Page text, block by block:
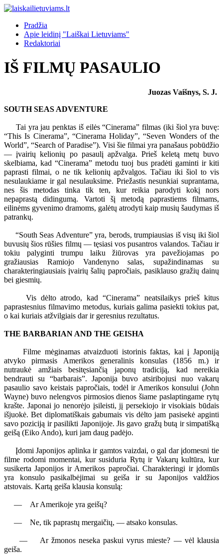
Pradžia
Apie leidinį "Laiškai Lietuviams"
Redaktoriai
IŠ FILMŲ PASAULIO
Juozas Vaišnys, S. J.
SOUTH SEAS ADVENTURE
Tai yra jau penktas iš eilės “Cinerama” filmas (iki šiol yra buvę:
“This Is Cinerama”, “Cinerama Holiday”, “Seven Wonders of the
World”, “Search of Paradise”). Visi šie filmai yra panašaus pobūdžio
— įvairių kelionių po pasaulį apžvalga. Prieš keletą metų buvo
skelbiama, kad “Cinerama” metodu tuoj bus pradėti gaminti ir kiti
paprasti filmai, o ne tik kelionių apžvalgos. Tačiau iki šiol to vis
nesulaukiame ir gal nesulauksime. Priežastis nesunkiai suprantama,
nes šis metodas tinka tik ten, kur reikia parodyti kokį nors
nepaprastą didingumą. Vartoti šį metodą paprastiems filmams,
eilinėms gyvenimo dramoms, galėtų atrodyti kaip musių šaudymas iš
patrankų.
“South Seas Adventure” yra, berods, trumpiausias iš visų iki šiol
buvusių šios rūšies filmų — tęsiasi vos pusantros valandos. Tačiau ir
tokiu palyginti trumpu laiku žiūrovas yra pavežiojamas po
gražiausias Ramiojo Vandenyno salas, supažindinamas su
charakteringiausiais įvairių šalių papročiais, pasiklauso gražių dainų
bei giesmių.
Vis dėlto atrodo, kad “Cinerama” neatsilaikys prieš kitus
paprastesnius filmavimo metodus, kuriais galima pasiekti tokius pat,
o kai kuriais atžvilgiais dar ir geresnius rezultatus.
THE BARBARIAN AND THE GEISHA
Filme mėginamas atvaizduoti istorinis faktas, kai į Japoniją
atvyko pirmasis Amerikos generalinis konsulas (1856 m.) ir
nutraukė amžiais besitęsiančią japonų tradiciją, kad nereikia
bendrauti su “barbarais”. Japonija buvo atsiribojusi nuo vakarų
pasaulio savo keistais papročiais, todėl ir Amerikos konsului (John
Wayne) buvo nelengvos pirmosios dienos šiame paslaptingame rytų
krašte. Japonai jo nenorėjo įsileisti, jį persekiojo ir visokiais būdais
išjuokė. Bet diplomatiškais gabumais vis dėlto jam pasisekė apginti
savo poziciją ir pasilikti Japonijoje. Jis gavo gražų butą ir simpatišką
geišą (Eiko Ando), kuri jam daug padėjo.
Įdomi Japonijos aplinka ir gamtos vaizdai, o gal dar įdomesni tie
filme rodomi momentai, kur susiduria Rytų ir Vakarų kultūra, kur
susikerta Japonijos ir Amerikos papročiai. Charakteringi ir įdomūs
yra konsulo pasikalbėjimai su geiša ir su Japonijos valdžios
atstovais. Kartą geiša klausia konsulą:
— Ar Amerikoje yra geišų?
— Ne, tik paprastų mergaičių, — atsako konsulas.
— Ar žmonos neseka paskui vyrus mieste? — vėl klausia
geiša.